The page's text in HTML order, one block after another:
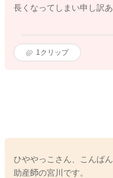
長くなってしまい申し訳あ
1 クリップ
ひややっこさん、こんば
助産師の宮川です。